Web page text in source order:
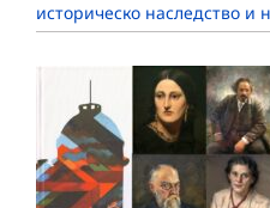
историческо наследство и